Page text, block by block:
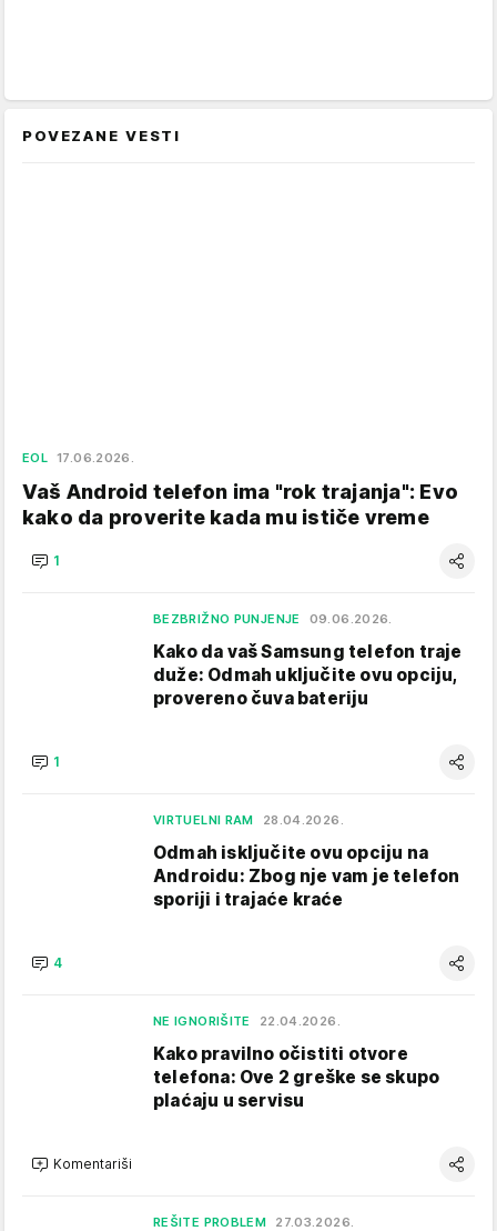
POVEZANE VESTI
EOL 17.06.2026.
Vaš Android telefon ima "rok trajanja": Evo
kako da proverite kada mu ističe vreme
1
BEZBRIŽNO PUNJENJE 09.06.2026.
Kako da vaš Samsung telefon traje
duže: Odmah uključite ovu opciju,
provereno čuva bateriju
1
VIRTUELNI RAM 28.04.2026.
Odmah isključite ovu opciju na
Androidu: Zbog nje vam je telefon
sporiji i trajaće kraće
4
NE IGNORIŠITE 22.04.2026.
Kako pravilno očistiti otvore
telefona: Ove 2 greške se skupo
plaćaju u servisu
Komentariši
REŠITE PROBLEM 27.03.2026.